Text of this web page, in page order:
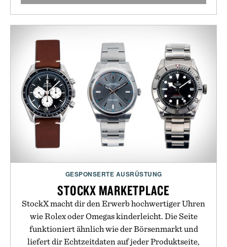
GESPONSERTE AUSRÜSTUNG
STOCKX MARKETPLACE
StockX macht dir den Erwerb hochwertiger Uhren
wie Rolex oder Omegas kinderleicht. Die Seite
funktioniert ähnlich wie der Börsenmarkt und
liefert dir Echtzeitdaten auf jeder Produktseite,